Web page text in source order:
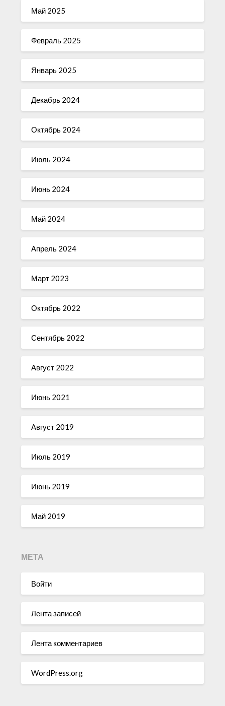
Май 2025
Февраль 2025
Январь 2025
Декабрь 2024
Октябрь 2024
Июль 2024
Июнь 2024
Май 2024
Апрель 2024
Март 2023
Октябрь 2022
Сентябрь 2022
Август 2022
Июнь 2021
Август 2019
Июль 2019
Июнь 2019
Май 2019
МЕТА
Войти
Лента записей
Лента комментариев
WordPress.org